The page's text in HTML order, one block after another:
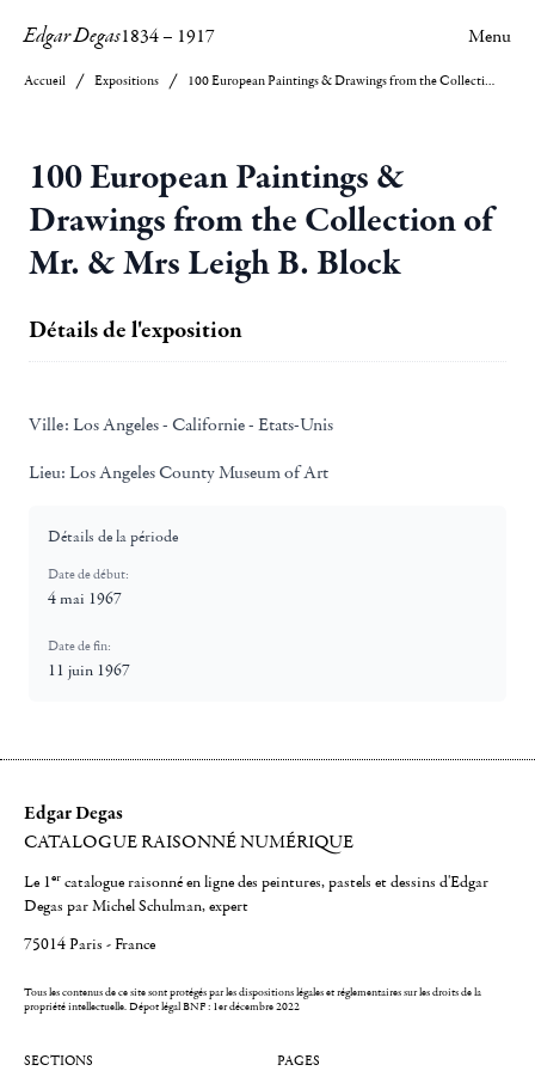
Edgar Degas1834– 1917 Menu
Accueil Expositions 100 European Paintings & Drawings from the Collection of Mr. & Mrs Leigh B. Block
100 European Paintings &
Drawings from the Collection of
Mr. & Mrs Leigh B. Block
Détails de l'exposition
Ville: Los Angeles - Californie - Etats-Unis
Lieu: Los Angeles County Museum of Art
Détails de la période
Date de début:
4 mai 1967
Date de fin:
11 juin 1967
Edgar Degas
CATALOGUE RAISONNÉ NUMÉRIQUE
Le 1er catalogue raisonné en ligne des peintures, pastels et dessins d'Edgar
Degas par Michel Schulman, expert
75014 Paris - France
Tous les contenus de ce site sont protégés par les dispositions légales et réglementaires sur les droits de la
propriété intellectuelle.Dépot légal BNF : 1er décembre 2022
SECTIONS PAGES